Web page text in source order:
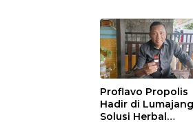
Proflavo Propolis
Hadir di
Solusi Herbal